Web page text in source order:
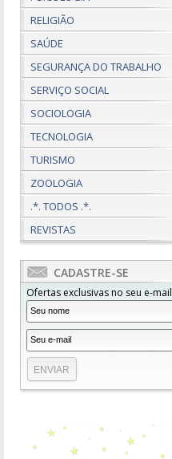
RELIGIÃO
SAÚDE
SEGURANÇA DO TRABALHO
SERVIÇO SOCIAL
SOCIOLOGIA
TECNOLOGIA
TURISMO
ZOOLOGIA
.*. TODOS .*.
REVISTAS
CADASTRE-SE
Ofertas exclusivas no seu e-mail